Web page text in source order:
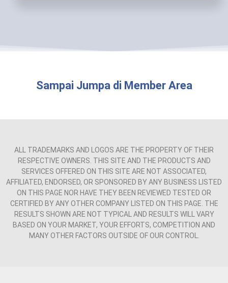
Sampai Jumpa di Member Area
ALL TRADEMARKS AND LOGOS ARE THE PROPERTY OF THEIR
RESPECTIVE OWNERS. THIS SITE AND THE PRODUCTS AND
SERVICES OFFERED ON THIS SITE ARE NOT ASSOCIATED,
AFFILIATED, ENDORSED, OR SPONSORED BY ANY BUSINESS LISTED
ON THIS PAGE NOR HAVE THEY BEEN REVIEWED TESTED OR
CERTIFIED BY ANY OTHER COMPANY LISTED ON THIS PAGE. THE
RESULTS SHOWN ARE NOT TYPICAL AND RESULTS WILL VARY
BASED ON YOUR MARKET, YOUR EFFORTS, COMPETITION AND
MANY OTHER FACTORS OUTSIDE OF OUR CONTROL.